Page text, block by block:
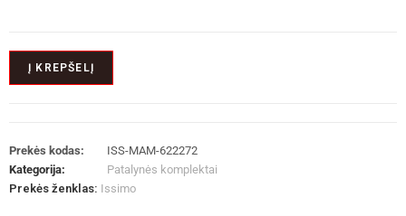
Į KREPŠELĮ
Prekės kodas:
ISS-MAM-622272
Kategorija:
Patalynės komplektai
Prekės ženklas: Issimo